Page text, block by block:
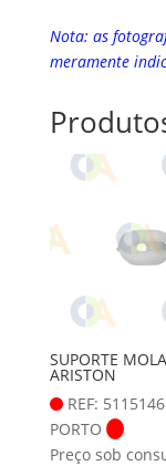
Nota: as
meramente
SUPORTE MOLA
ARISTON
REF: 5115146
PORTO
Preço sob